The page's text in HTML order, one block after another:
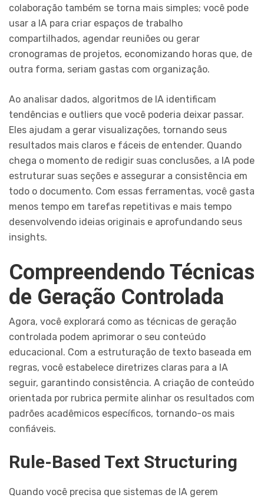
colaboração também se torna mais simples; você pode
usar a IA para criar espaços de trabalho
compartilhados, agendar reuniões ou gerar
cronogramas de projetos, economizando horas que, de
outra forma, seriam gastas com organização.
Ao analisar dados, algoritmos de IA identificam
tendências e outliers que você poderia deixar passar.
Eles ajudam a gerar visualizações, tornando seus
resultados mais claros e fáceis de entender. Quando
chega o momento de redigir suas conclusões, a IA pode
estruturar suas seções e assegurar a consistência em
todo o documento. Com essas ferramentas, você gasta
menos tempo em tarefas repetitivas e mais tempo
desenvolvendo ideias originais e aprofundando seus
insights.
Compreendendo Técnicas
de Geração Controlada
Agora, você explorará como as técnicas de geração
controlada podem aprimorar o seu conteúdo
educacional. Com a estruturação de texto baseada em
regras, você estabelece diretrizes claras para a IA
seguir, garantindo consistência. A criação de conteúdo
orientada por rubrica permite alinhar os resultados com
padrões acadêmicos específicos, tornando-os mais
confiáveis.
Rule-Based Text Structuring
Quando você precisa que sistemas de IA gerem